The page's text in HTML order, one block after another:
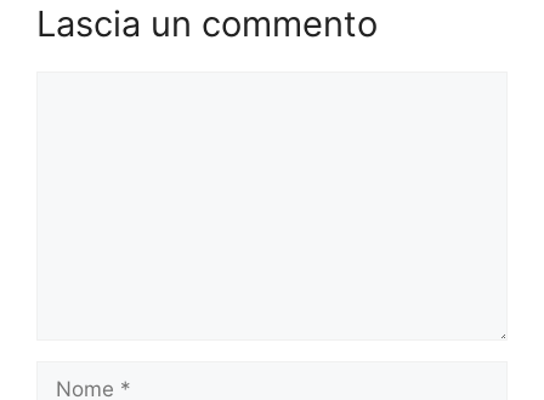
Lascia un commento